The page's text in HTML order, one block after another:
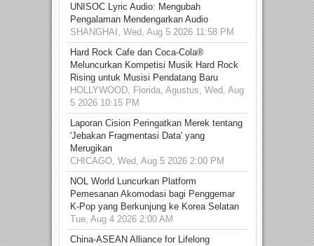
UNISOC Lyric Audio: Mengubah
Pengalaman Mendengarkan Audio
SHANGHAI, Wed, Aug 5 2026 11:58 PM
Hard Rock Cafe dan Coca-Cola®
Meluncurkan Kompetisi Musik Hard Rock
Rising untuk Musisi Pendatang Baru
HOLLYWOOD, Florida, Agustus, Wed, Aug
5 2026 10:15 PM
Laporan Cision Peringatkan Merek tentang
'Jebakan Fragmentasi Data' yang
Merugikan
CHICAGO, Wed, Aug 5 2026 2:00 PM
NOL World Luncurkan Platform
Pemesanan Akomodasi bagi Penggemar
K-Pop yang Berkunjung ke Korea Selatan
Tue, Aug 4 2026 2:00 AM
China-ASEAN Alliance for Lifelong